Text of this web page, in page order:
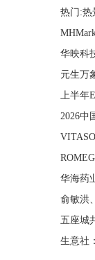
热门:热
华映科
元生万
2026中
华海药
俞敏洪
五座城
生意社